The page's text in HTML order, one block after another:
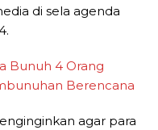
di sela agenda
Bunuh 4 Orang
Berencana
agar para